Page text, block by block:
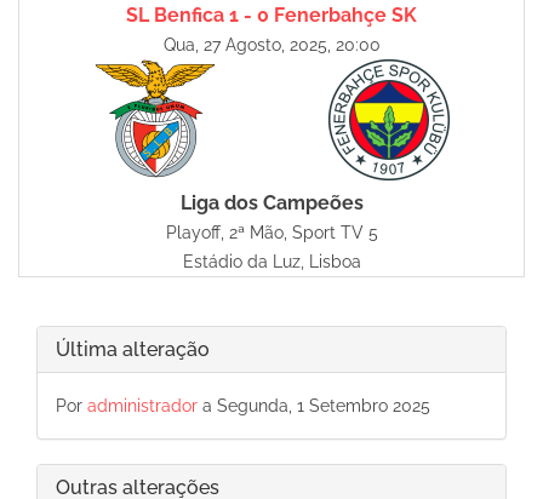
SL Benfica 1 - 0 Fenerbahçe SK
Qua, 27 Agosto, 2025, 20:00
Liga dos Campeões
Playoff, 2ª Mão, Sport TV 5
Estádio da Luz, Lisboa
Última alteração
Por administrador a Segunda, 1 Setembro 2025
Outras alterações